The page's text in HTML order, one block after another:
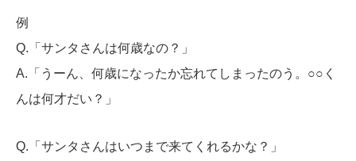
例
Q.「サンタさんは何歳なの？」
A.「うーん、何歳になったか忘れてしまったのう。○○く
んは何才だい？」
Q.「サンタさんはいつまで来てくれるかな？」